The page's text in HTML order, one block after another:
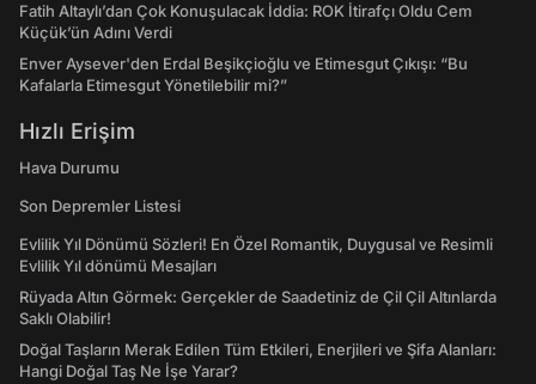
Fatih Altaylı’dan Çok Konuşulacak İddia: ROK İtirafçı Oldu Cem
Küçük’ün Adını Verdi
Enver Aysever'den Erdal Beşikçioğlu ve Etimesgut Çıkışı: “Bu
Kafalarla Etimesgut Yönetilebilir mi?”
Hızlı Erişim
Hava Durumu
Son Depremler Listesi
Evlilik Yıl Dönümü Sözleri! En Özel Romantik, Duygusal ve Resimli
Evlilik Yıl dönümü Mesajları
Rüyada Altın Görmek: Gerçekler de Saadetiniz de Çil Çil Altınlarda
Saklı Olabilir!
Doğal Taşların Merak Edilen Tüm Etkileri, Enerjileri ve Şifa Alanları:
Hangi Doğal Taş Ne İşe Yarar?